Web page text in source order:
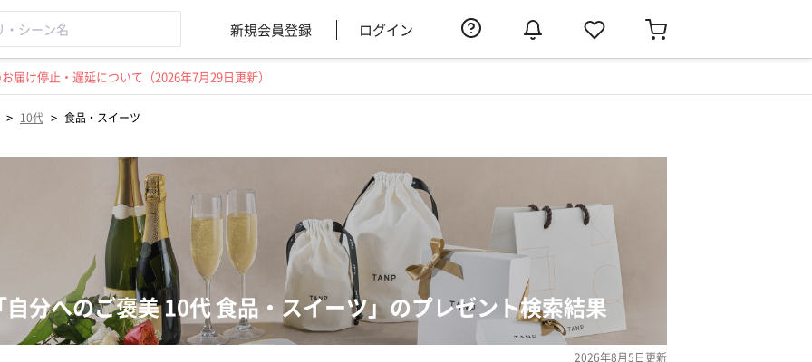
新規会員登録 ログイン
け停止・遅延について（2026年7月29日更新）
> 10代 > 食品・スイーツ
自分へのご褒美 10代 食品・スイーツ」のプレゼント検索結果
2026年8月5日更新